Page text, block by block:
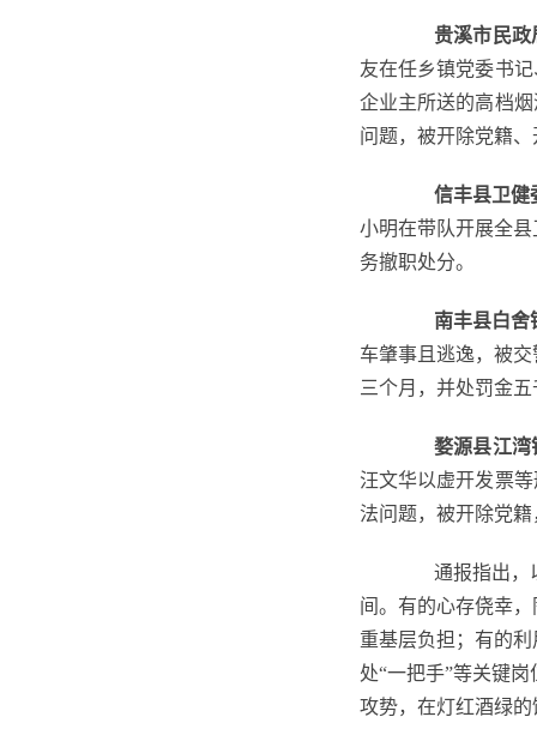
贵溪市民政
友在任乡镇党委书
企业主所送的高档
问题，被开除党籍
信丰县卫健
小明在带队开展全
务撤职处分。
南丰县白舍
车肇事且逃逸，被
三个月，并处罚金
婺源县江湾
汪文华以虚开发票
法问题，被开除党籍
通报指出，
间。有的心存侥幸
重基层负担；有的
处“一把手”等关键
攻势，在灯红酒绿